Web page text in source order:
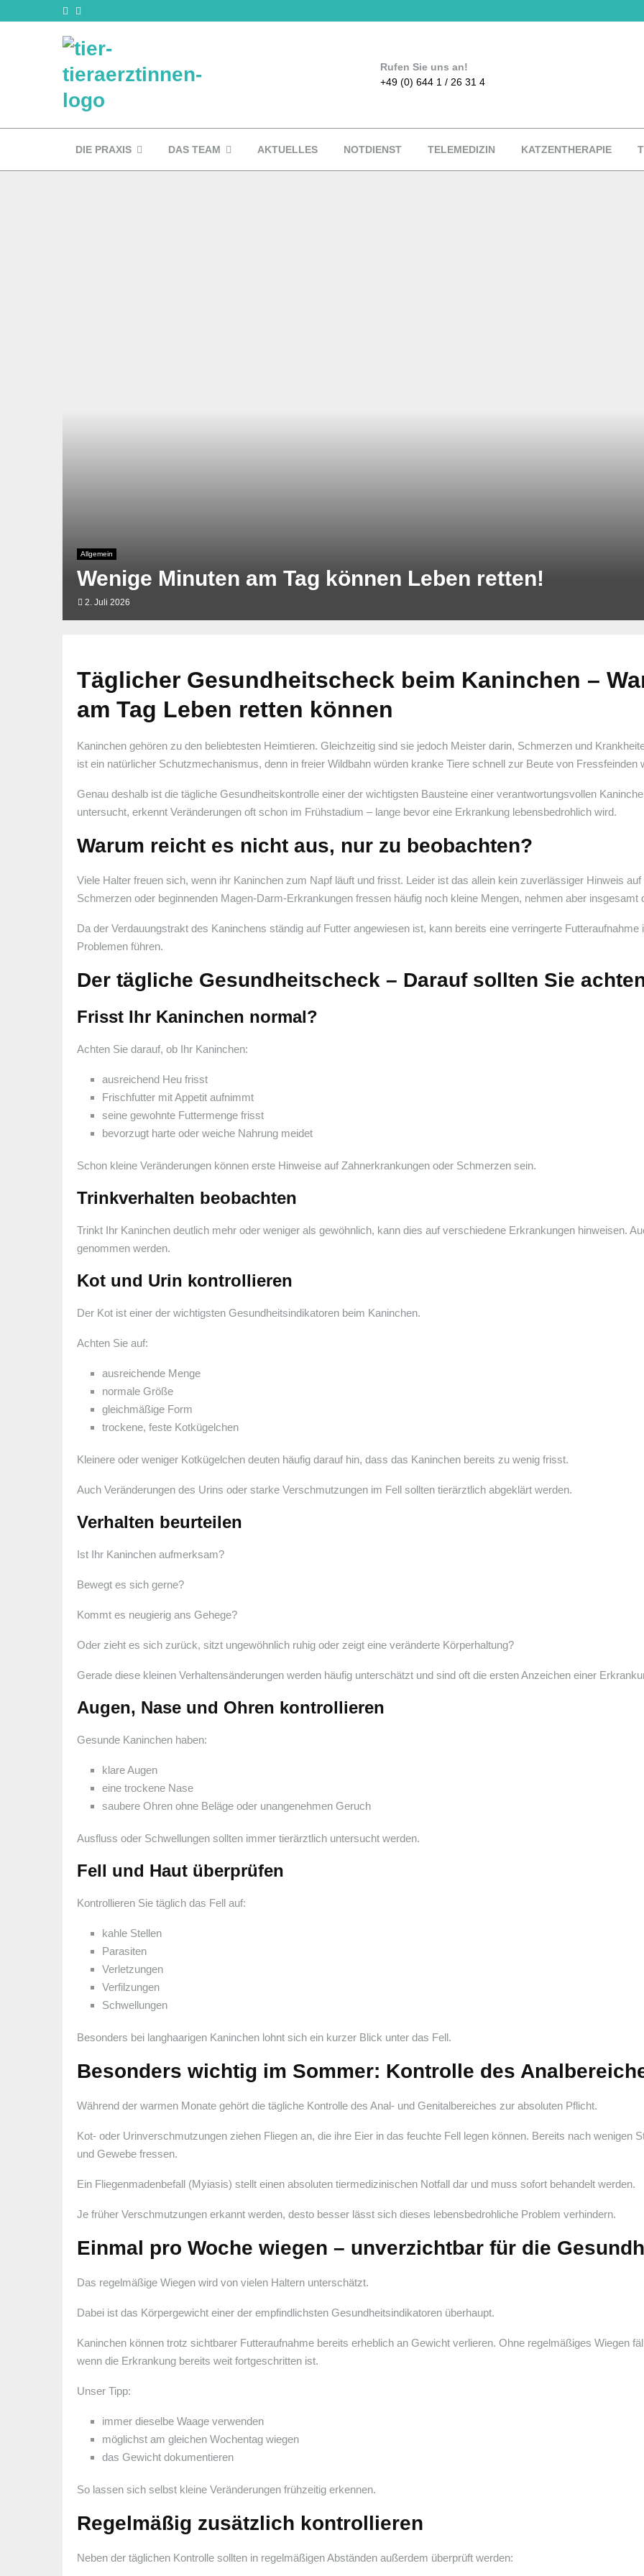
Rufen Sie uns an!
+49 (0) 644 1 / 26 31 4
DIE PRAXIS DAS TEAM AKTUELLES NOTDIENST TELEMEDIZIN KATZENTHERAPIE
Allgemein
Wenige Minuten am Tag können Leben retten!
2. Juli 2026
Täglicher Gesundheitscheck beim Kaninchen –
am Tag Leben retten können
Kaninchen gehören zu den beliebtesten Heimtieren. Gleichzeitig sind sie jedoch Meister darin, Schmerzen und
ist ein natürlicher Schutzmechanismus, denn in freier Wildbahn würden kranke Tiere schnell zur Beute von Fressfeinden
Genau deshalb ist die tägliche Gesundheitskontrolle einer der wichtigsten Bausteine einer verantwortungsvollen
untersucht, erkennt Veränderungen oft schon im Frühstadium – lange bevor eine Erkrankung lebensbedrohlich wird.
Warum reicht es nicht aus, nur zu beobachten?
Viele Halter freuen sich, wenn ihr Kaninchen zum Napf läuft und frisst. Leider ist das allein kein zuverlässiger Hinweis
Schmerzen oder beginnenden Magen-Darm-Erkrankungen fressen häufig noch kleine Mengen, nehmen aber insgesamt
Da der Verdauungstrakt des Kaninchens ständig auf Futter angewiesen ist, kann bereits eine verringerte
Problemen führen.
Der tägliche Gesundheitscheck – Darauf sollten Sie
Frisst Ihr Kaninchen normal?
Achten Sie darauf, ob Ihr Kaninchen:
ausreichend Heu frisst
Frischfutter mit Appetit aufnimmt
seine gewohnte Futtermenge frisst
bevorzugt harte oder weiche Nahrung meidet
Schon kleine Veränderungen können erste Hinweise auf Zahnerkrankungen oder Schmerzen sein.
Trinkverhalten beobachten
Trinkt Ihr Kaninchen deutlich mehr oder weniger als gewöhnlich, kann dies auf verschiedene Erkrankungen hinweisen.
genommen werden.
Kot und Urin kontrollieren
Der Kot ist einer der wichtigsten Gesundheitsindikatoren beim Kaninchen.
Achten Sie auf:
ausreichende Menge
normale Größe
gleichmäßige Form
trockene, feste Kotkügelchen
Kleinere oder weniger Kotkügelchen deuten häufig darauf hin, dass das Kaninchen bereits zu wenig frisst.
Auch Veränderungen des Urins oder starke Verschmutzungen im Fell sollten tierärztlich abgeklärt werden.
Verhalten beurteilen
Ist Ihr Kaninchen aufmerksam?
Bewegt es sich gerne?
Kommt es neugierig ans Gehege?
Oder zieht es sich zurück, sitzt ungewöhnlich ruhig oder zeigt eine veränderte Körperhaltung?
Gerade diese kleinen Verhaltensänderungen werden häufig unterschätzt und sind oft die ersten Anzeichen einer
Augen, Nase und Ohren kontrollieren
Gesunde Kaninchen haben:
klare Augen
eine trockene Nase
saubere Ohren ohne Beläge oder unangenehmen Geruch
Ausfluss oder Schwellungen sollten immer tierärztlich untersucht werden.
Fell und Haut überprüfen
Kontrollieren Sie täglich das Fell auf:
kahle Stellen
Parasiten
Verletzungen
Verfilzungen
Schwellungen
Besonders bei langhaarigen Kaninchen lohnt sich ein kurzer Blick unter das Fell.
Besonders wichtig im Sommer: Kontrolle des
Während der warmen Monate gehört die tägliche Kontrolle des Anal- und Genitalbereiches zur absoluten Pflicht.
Kot- oder Urinverschmutzungen ziehen Fliegen an, die ihre Eier in das feuchte Fell legen können. Bereits nach wenigen
und Gewebe fressen.
Ein Fliegenmadenbefall (Myiasis) stellt einen absoluten tiermedizinischen Notfall dar und muss sofort behandelt werden.
Je früher Verschmutzungen erkannt werden, desto besser lässt sich dieses lebensbedrohliche Problem verhindern.
Einmal pro Woche wiegen – unverzichtbar für die
Das regelmäßige Wiegen wird von vielen Haltern unterschätzt.
Dabei ist das Körpergewicht einer der empfindlichsten Gesundheitsindikatoren überhaupt.
Kaninchen können trotz sichtbarer Futteraufnahme bereits erheblich an Gewicht verlieren. Ohne regelmäßiges Wiegen
wenn die Erkrankung bereits weit fortgeschritten ist.
Unser Tipp:
immer dieselbe Waage verwenden
möglichst am gleichen Wochentag wiegen
das Gewicht dokumentieren
So lassen sich selbst kleine Veränderungen frühzeitig erkennen.
Regelmäßig zusätzlich kontrollieren
Neben der täglichen Kontrolle sollten in regelmäßigen Abständen außerdem überprüft werden: